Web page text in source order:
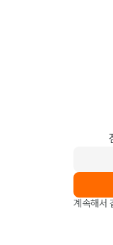
계속해서